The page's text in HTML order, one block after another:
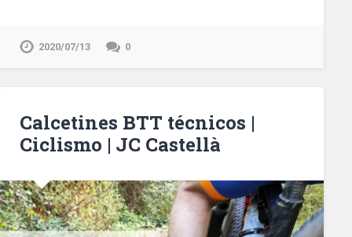
2020/07/13 0
Calcetines BTT técnicos |
Ciclismo | JC Castellà